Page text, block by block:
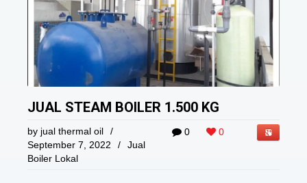
JUAL STEAM BOILER 1.500 KG
0 0
by jual thermal oil
/
September 7, 2022
/
Jual
Boiler Lokal